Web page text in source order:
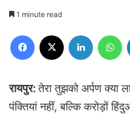
1 minute read
Facebook LinkedIn
रायपुर:तेरा तुझको अर्पण क्या
पंक्तियां नहीं, बल्कि करोड़ों